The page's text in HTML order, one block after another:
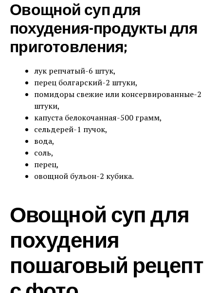
Овощной суп для
похудения-продукты для
приготовления;
лук репчатый-6 штук,
перец болгарский-2 штуки,
помидоры свежие или консервированные-2
штуки,
капуста белокочанная-500 грамм,
сельдерей-1 пучок,
вода,
соль,
перец,
овощной бульон-2 кубика.
Овощной суп для
похудения
пошаговый рецепт